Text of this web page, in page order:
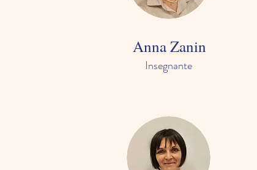
Anna Zanin
Insegnante